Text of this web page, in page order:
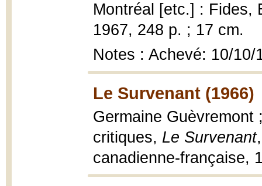
Montréal [etc.] : Fides,
1967, 248 p. ; 17 cm.
Notes : Achevé: 10/10/
Le Survenant (1966)
Germaine Guèvremont
critiques, Le Survenant
canadienne-française,